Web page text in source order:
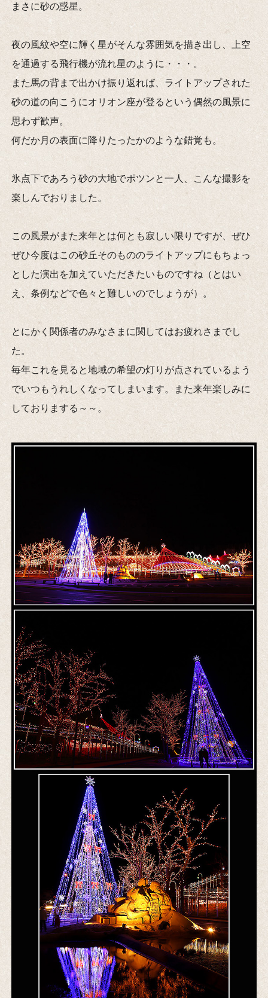
まさに砂の惑星。
夜の風紋や空に輝く星がそんな雰囲気を描き出し、上空
を通過する飛行機が流れ星のように・・・。
また馬の背まで出かけ振り返れば、ライトアップされた
砂の道の向こうにオリオン座が登るという偶然の風景に
思わず歓声。
何だか月の表面に降りたったかのような錯覚も。
氷点下であろう砂の大地でポツンと一人、こんな撮影を
楽しんでおりました。
この風景がまた来年とは何とも寂しい限りですが、ぜひ
ぜひ今度はこの砂丘そのもののライトアップにもちょっ
とした演出を加えていただきたいものですね（とはい
え、条例などで色々と難しいのでしょうが）。
とにかく関係者のみなさまに関してはお疲れさまでし
た。
毎年これを見ると地域の希望の灯りが点されているよう
でいつもうれしくなってしまいます。また来年楽しみに
しておりまする～～。